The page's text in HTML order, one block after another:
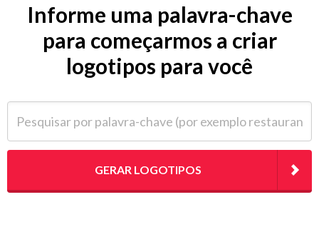
Informe uma palavra-chave
para começarmos a criar
logotipos para você
GERAR LOGOTIPOS